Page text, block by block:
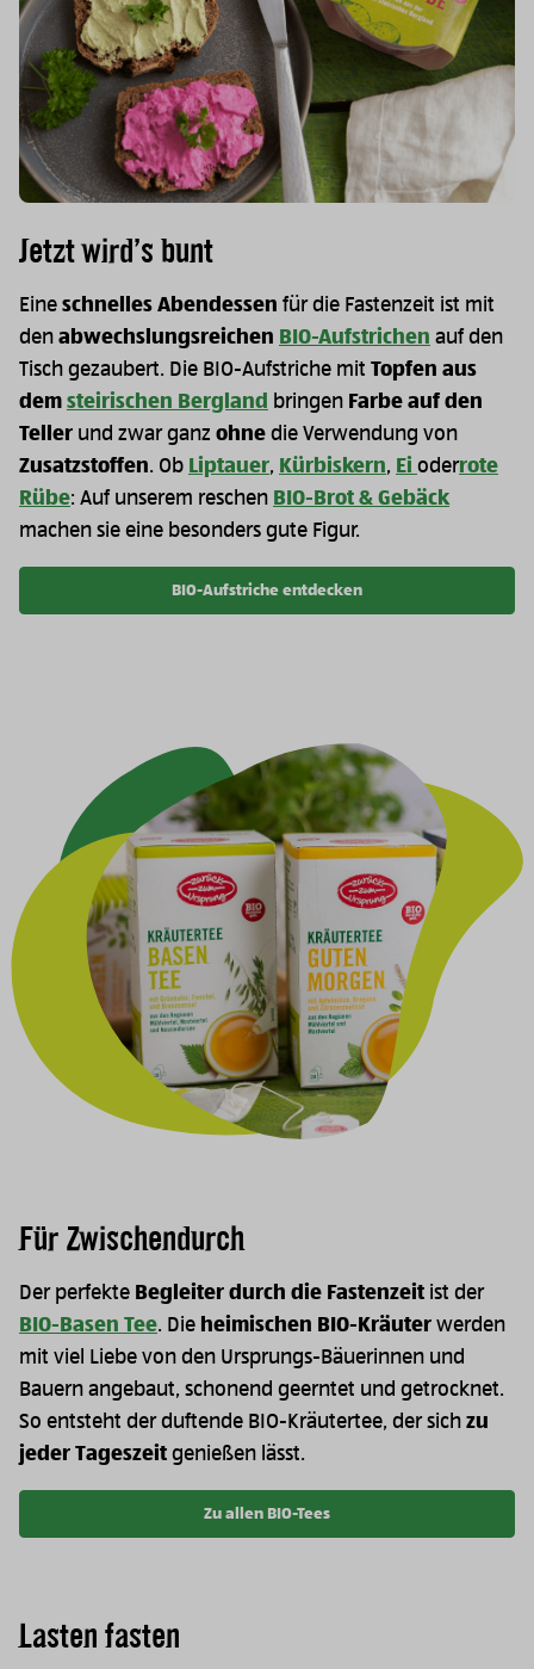
Jetzt wird’s bunt
Eine schnelles Abendessen für die Fastenzeit ist mit
den abwechslungsreichen BIO-Aufstrichen auf den
Tisch gezaubert. Die BIO-Aufstriche mit Topfen aus
dem steirischen Bergland bringen Farbe auf den
Teller und zwar ganz ohne die Verwendung von
Zusatzstoffen. Ob Liptauer, Kürbiskern, Ei oderrote
Rübe: Auf unserem reschen BIO-Brot & Gebäck
machen sie eine besonders gute Figur.
BIO-Aufstriche entdecken
Für Zwischendurch
Der perfekte Begleiter durch die Fastenzeit ist der
BIO-Basen Tee. Die heimischen BIO-Kräuter werden
mit viel Liebe von den Ursprungs-Bäuerinnen und
Bauern angebaut, schonend geerntet und getrocknet.
So entsteht der duftende BIO-Kräutertee, der sich zu
jeder Tageszeit genießen lässt.
Zu allen BIO-Tees
Lasten fasten